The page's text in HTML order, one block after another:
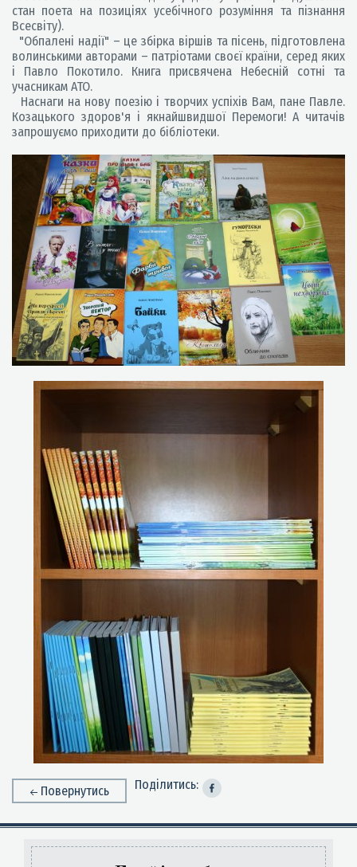
стан поета на позиціях усебічного розуміння та пізнання
Всесвіту).
"Обпалені надії" – це збірка віршів та пісень, підготовлена
волинськими авторами – патріотами своєї країни, серед яких
і Павло Покотило. Книга присвячена Небесній сотні та
учасникам АТО.
Наснаги на нову поезію і творчих успіхів Вам, пане Павле.
Козацького здоров'я і якнайшвидшої Перемоги! А читачів
запрошуємо приходити до бібліотеки.
Повернутись Поділитись: